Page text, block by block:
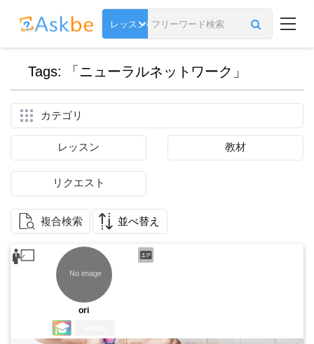
Tags: 「ニューラルネットワーク」
カテゴリ
レッスン 教材
リクエスト
複合検索 並べ替え
ori